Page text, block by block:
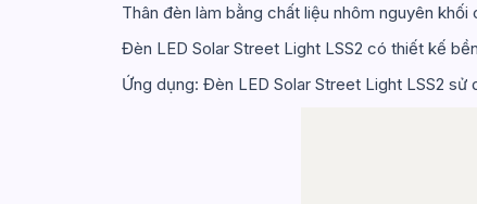
Thân đèn làm bằng chất liệu nhôm nguyên
Đèn LED Solar Street Light LSS2 có thiết kế
Ứng dụng: Đèn LED Solar Street Light LSS2